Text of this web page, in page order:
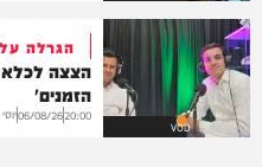
VOD
הגרלה
הזמנים'
20:00
06/08/26